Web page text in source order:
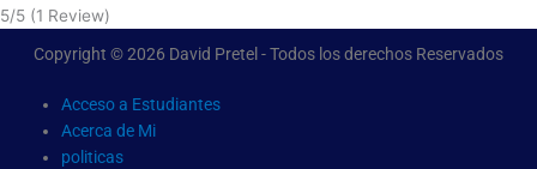
5/5 (1 Review)
Copyright © 2026 David Pretel - Todos los derechos Reservados
Acceso a Estudiantes
Acerca de Mi
politicas